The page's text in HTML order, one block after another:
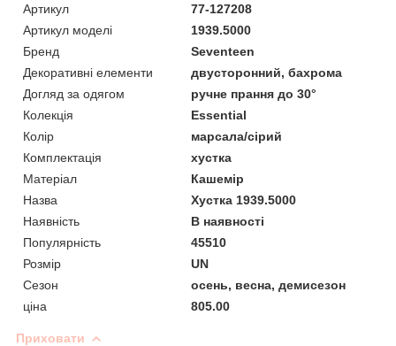
Артикул
77-127208
Артикул моделі
1939.5000
Бренд
Seventeen
Декоративні елементи
двусторонний, бахрома
Догляд за одягом
ручне прання до 30°
Колекція
Essential
Колір
марсала/сірий
Комплектація
хустка
Матеріал
Кашемір
Назва
Хустка 1939.5000
Наявність
В наявності
Популярність
45510
Розмір
UN
Сезон
осень, весна, демисезон
ціна
805.00
Приховати